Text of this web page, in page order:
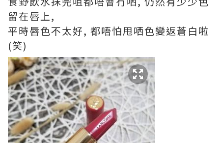
留在唇上,
平時唇色不太好, 都唔怕甩哂色變返蒼白啦
(笑)